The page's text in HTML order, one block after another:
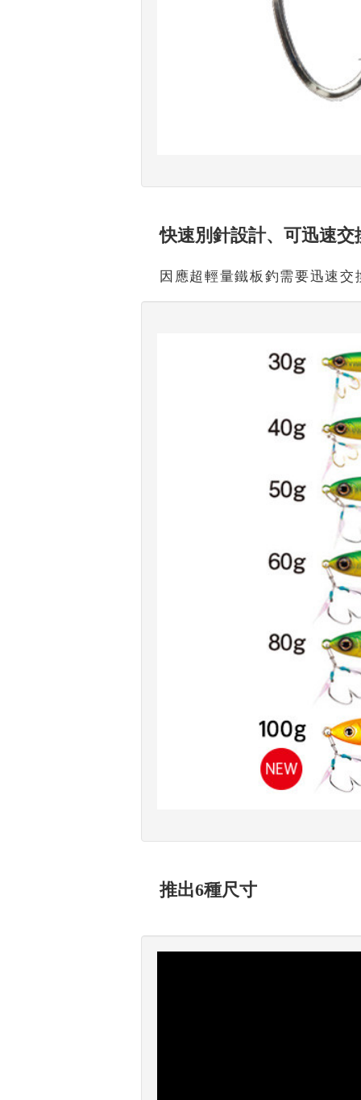
快速別針設計、可迅速交
因應超輕量鐵板釣需要迅速
推出6種尺寸